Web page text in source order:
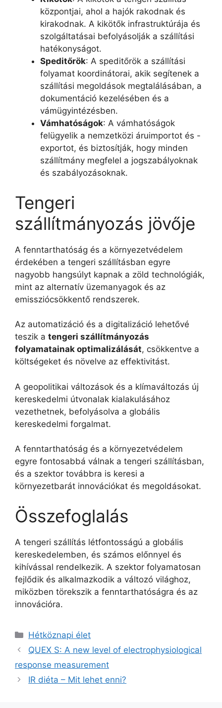
központjai, ahol a hajók rakodnak és
kirakodnak. A kikötők infrastruktúrája és
szolgáltatásai befolyásolják a szállítási
hatékonyságot.
Speditőrök: A speditőrök a szállítási
folyamat koordinátorai, akik segítenek a
szállítási megoldások megtalálásában, a
dokumentáció kezelésében és a
vámügyintézésben.
Vámhatóságok: A vámhatóságok
felügyelik a nemzetközi áruimportot és -
exportot, és biztosítják, hogy minden
szállítmány megfelel a jogszabályoknak
és szabályozásoknak.
Tengeri
szállítmányozás jövője
A fenntarthatóság és a környezetvédelem
érdekében a tengeri szállításban egyre
nagyobb hangsúlyt kapnak a zöld technológiák,
mint az alternatív üzemanyagok és az
emissziócsökkentő rendszerek.
Az automatizáció és a digitalizáció lehetővé
teszik a tengeri szállítmányozás
folyamatainak optimalizálását, csökkentve a
költségeket és növelve az effektivitást.
A geopolitikai változások és a klímaváltozás új
kereskedelmi útvonalak kialakulásához
vezethetnek, befolyásolva a globális
kereskedelmi forgalmat.
A fenntarthatóság és a környezetvédelem
egyre fontosabbá válnak a tengeri szállításban,
és a szektor továbbra is keresi a
környezetbarát innovációkat és megoldásokat.
Összefoglalás
A tengeri szállítás létfontosságú a globális
kereskedelemben, és számos előnnyel és
kihívással rendelkezik. A szektor folyamatosan
fejlődik és alkalmazkodik a változó világhoz,
miközben törekszik a fenntarthatóságra és az
innovációra.
Kategória
Hétköznapi élet
QUEX S: A new level of electrophysiological
response measurement
IR diéta – Mit lehet enni?